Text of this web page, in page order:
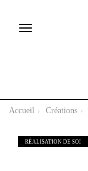
Toggle
Accueil Créations
RÉALISATION DE SOI